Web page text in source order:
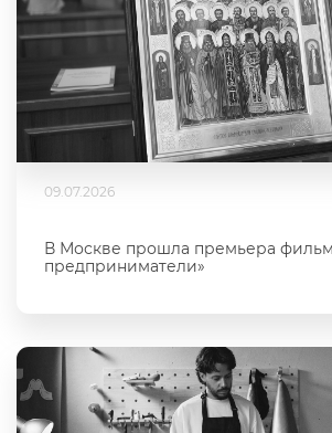
09.07.2026
В Москве прошла премьера
предприниматели»